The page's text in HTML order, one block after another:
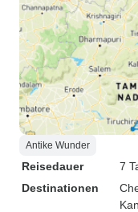
Antike Wunder
Reisedauer
7
Destinationen